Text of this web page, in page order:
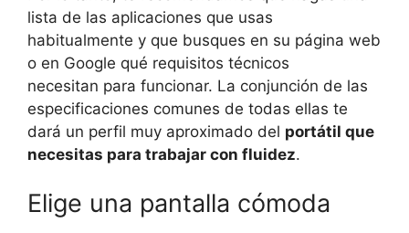
lista de las aplicaciones que usas
habitualmente y que busques en su página web
o en Google qué requisitos técnicos
necesitan para funcionar. La conjunción de las
especificaciones comunes de todas ellas te
dará un perfil muy aproximado del portátil que
necesitas para trabajar con fluidez.
Elige una pantalla cómoda